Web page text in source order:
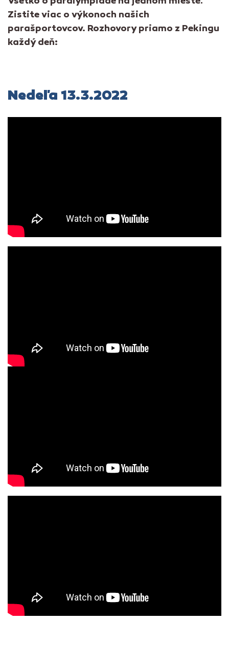
Zistite viac o výkonoch našich
parašportovcov. Rozhovory priamo z Pekingu
každý deň:
Nedeľa 13.3.2022